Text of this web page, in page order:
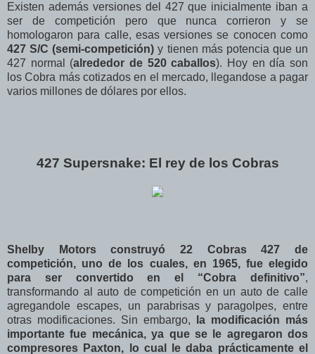
Existen además versiones del 427 que inicialmente iban a
ser de competición pero que nunca corrieron y se
homologaron para calle, esas versiones se conocen como
427 S/C (semi-competición) y tienen más potencia que un
427 normal (alrededor de 520 caballos). Hoy en día son
los Cobra más cotizados en el mercado, llegandose a pagar
varios millones de dólares por ellos.
427 Supersnake: El rey de los Cobras
Shelby Motors construyó 22 Cobras 427 de
competición, uno de los cuales, en 1965, fue elegido
para ser convertido en el “Cobra definitivo”,
transformando al auto de competición en un auto de calle
agregandole escapes, un parabrisas y paragolpes, entre
otras modificaciones. Sin embargo,
la modificación más
importante fue mecánica, ya que se le agregaron dos
compresores Paxton, lo cual le daba prácticamente el